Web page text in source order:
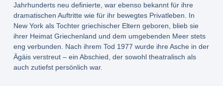
Jahrhunderts neu definierte, war ebenso bekannt für ihre
dramatischen Auftritte wie für ihr bewegtes Privatleben. In
New York als Tochter griechischer Eltern geboren, blieb sie
ihrer Heimat Griechenland und dem umgebenden Meer stets
eng verbunden. Nach ihrem Tod 1977 wurde ihre Asche in der
Ägäis verstreut – ein Abschied, der sowohl theatralisch als
auch zutiefst persönlich war.